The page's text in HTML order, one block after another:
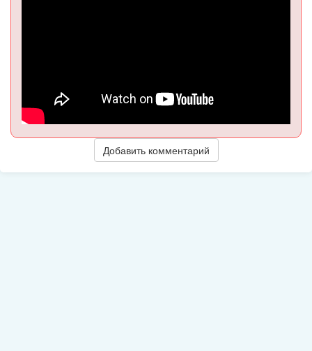
Добавить комментарий